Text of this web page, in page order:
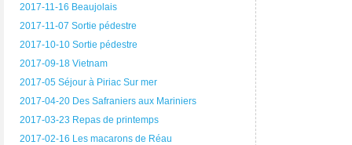
2017-11-16 Beaujolais
2017-11-07 Sortie pédestre
2017-10-10 Sortie pédestre
2017-09-18 Vietnam
2017-05 Séjour à Piriac Sur mer
2017-04-20 Des Safraniers aux Mariniers
2017-03-23 Repas de printemps
2017-02-16 Les macarons de Réau